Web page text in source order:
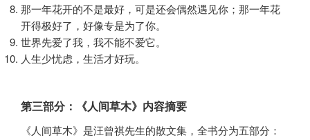
那一年花开的不是最好，可是还会偶然遇见你；那一年花
开得极好了，好像专是为了你。
世界先爱了我，我不能不爱它。
人生少忧虑，生活才好玩。
第三部分：《人间草木》内容摘要
《人间草木》是汪曾祺先生的散文集，全书分为五部分：